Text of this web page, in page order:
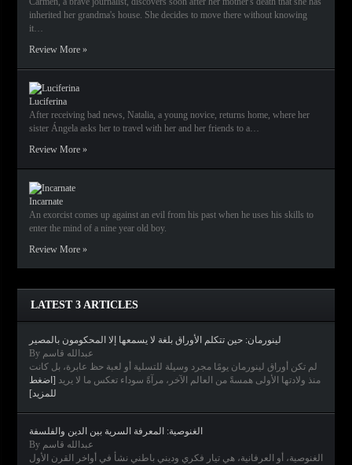
inherited her grandma's house. She decides to move there without knowing
it…
Review More »
Luciferina
After receiving bad news, Natalia, a young novice, returns home, where her
sister Ángela asks her to travel with her and her friends to a…
Review More »
Incarnate
An exorcist comes up against an evil from his past when he uses his skills to
enter the mind of a nine year old boy.
Review More »
LATEST 3 ARTICLES
لينورمان: حين تتكلم الأوراق بلغة لا يسمعها إلا المحكومون بالمصير
By عبدالله قاسم
لم تكن أوراق لينورمان يومًا مجرد وسيلة للتسلية أو لعبة حظ عابرة، بل كانت
منذ ولادتها الأولى همسةً من العالم الآخر، مرآةً سوداء تعكس ما لا يريد [اضغط
للمزيد]
الغنوصية: المعرفة السرية بين الدين والفلسفة
By عبدالله قاسم
الغنوصية، أو العرفانية، هي تيار فكري وديني باطني نشأ في أواخر القرن الأول